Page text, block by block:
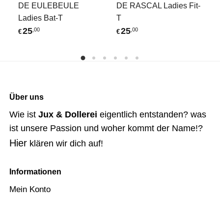
DE EULEBEULE
Ladies Bat-T
€25 ,00
DE RASCAL Ladies Fit-
T
€25 ,00
Über uns
Wie ist Jux & Dollerei eigentlich entstanden? was
ist unsere Passion und woher kommt der Name!?
Hier klären wir dich auf!
Informationen
Mein Konto